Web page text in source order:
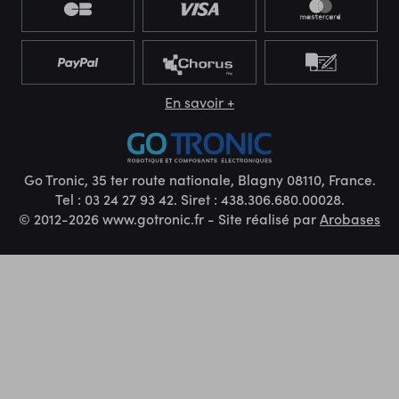
En savoir +
Go Tronic, 35 ter route nationale, Blagny 08110, France.
Tel : 03 24 27 93 42. Siret : 438.306.680.00028.
© 2012-2026 www.gotronic.fr - Site réalisé parArobases